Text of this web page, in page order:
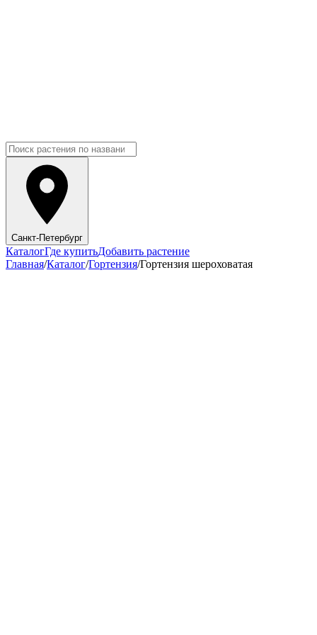
Санкт-Петербург
КаталогГде купитьДобавить растение
Главная/Каталог/Гортензия/Гортензия шероховатая